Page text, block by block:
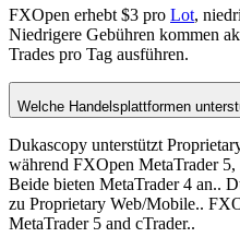
FXOpen erhebt $3 pro Lot,
Niedrigere Gebühren kommen
Trades pro Tag ausführen.
Welche Handelsplattformen
Dukascopy unterstützt
während FXOpen MetaTrader
Beide bieten MetaTrader 4 an..
zu Proprietary Web/Mobile..
MetaTrader 5 and cTrader..